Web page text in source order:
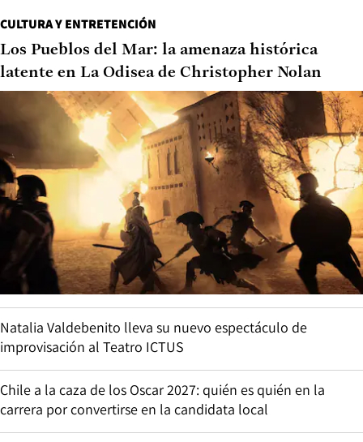
CULTURA Y ENTRETENCIÓN
Los Pueblos del Mar: la amenaza histórica
latente en La Odisea de Christopher Nolan
Natalia Valdebenito lleva su nuevo espectáculo de
improvisación al Teatro ICTUS
Chile a la caza de los Oscar 2027: quién es quién en la
carrera por convertirse en la candidata local